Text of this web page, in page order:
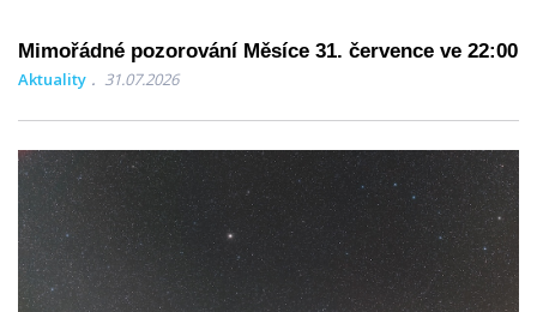
Mimořádné pozorování Měsíce 31. července ve 22:00
Aktuality 31.07.2026